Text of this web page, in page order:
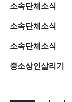
소속단체소식
소속단체소식
소속단체소식
중소상인살리기